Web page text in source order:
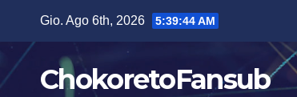
contenuto
Gio. Ago 6th, 2026 5:39:45 AM
ChokoretoFansub